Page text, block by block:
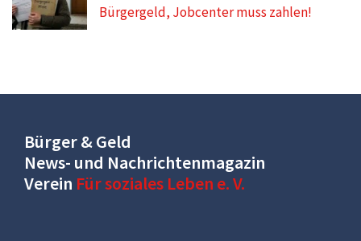
Bürgergeld, Jobcenter muss zahlen!
Bürger & Geld
News- und Nachrichtenmagazin
Verein Für soziales Leben e. V.